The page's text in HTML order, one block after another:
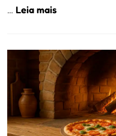
… Leia mais:
Encontrar
um
Bom
Lugar
para